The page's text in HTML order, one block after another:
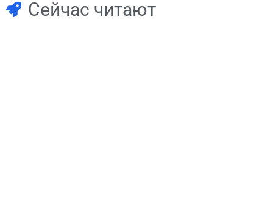
Сейчас читают
отменяют
Новичок-геймер